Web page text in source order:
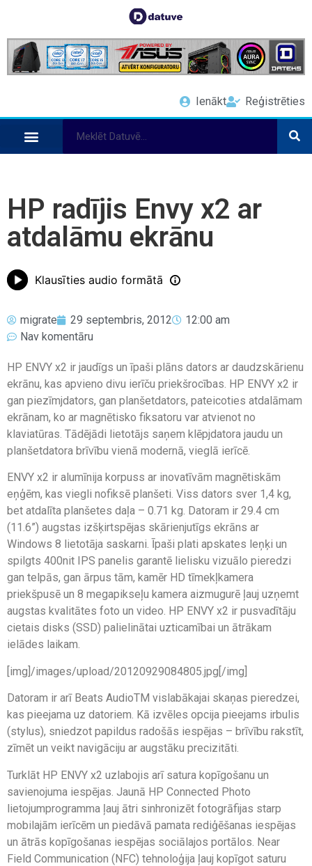
Ienākt Reģistrēties
HP radījis Envy x2 ar
atdalāmu ekrānu
Klausīties audio formātā
migrate 29 septembris, 2012
12:00 am
Nav komentāru
HP ENVY x2 ir jaudīgs un īpaši plāns dators ar daudzskārienu
ekrānu, kas apvieno divu ierīču priekšrocības. HP ENVY x2 ir
gan piezīmjdators, gan planšetdators, pateicoties atdalāmam
ekrānam, ko ar magnētisko fiksatoru var atvienot no
klaviatūras. Tādējādi lietotājs saņem klēpjdatora jaudu un
planšetdatora brīvību vienā modernā, vieglā ierīcē.
ENVY x2 ir alumīnija korpuss ar inovatīvām magnētiskām
eņģēm, kas viegli nofiksē planšeti. Viss dators sver 1,4 kg,
bet atdalīta planšetes daļa – 0.71 kg. Datoram ir 29.4 cm
(11.6”) augstas izšķirtspējas skārienjutīgs ekrāns ar
Windows 8 lietotāja saskarni. Īpaši plati apskates leņķi un
spilgts 400nit IPS panelis garantē lielisku vizuālo pieredzi
gan telpās, gan ārpus tām, kamēr HD tīmekļkamera
priekšpusē un 8 megapikseļu kamera aizmugurē ļauj uzņemt
augstas kvalitātes foto un video. HP ENVY x2 ir pusvadītāju
cietais disks (SSD) palielinātai uzticamībai un ātrākam
ielādes laikam.
[img]/images/upload/20120929084805.jpg[/img]
Datoram ir arī Beats AudioTM vislabākajai skaņas pieredzei,
kas pieejama uz datoriem. Kā izvēles opcija pieejams irbulis
(stylus), sniedzot papildus radošās iespējas – brīvību rakstīt,
zīmēt un veikt navigāciju ar augstāku precizitāti.
Turklāt HP ENVY x2 uzlabojis arī satura kopīgošanu un
savienojuma iespējas. Jaunā HP Connected Photo
lietojumprogramma ļauj ātri sinhronizēt fotogrāfijas starp
mobilajām ierīcēm un piedāvā pamata rediģēšanas iespējas
un ātrās kopīgošanas iespējas sociālajos portālos. Near
Field Communication (NFC) tehnoloģija ļauj kopīgot saturu